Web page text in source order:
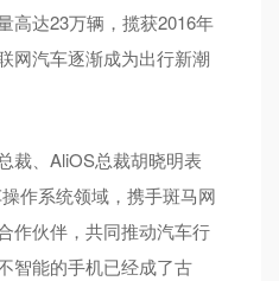
高达23万辆，揽获2016年
网汽车逐渐成为出行新潮
裁、AliOS总裁胡晓明表
作系统领域，携手斑马网
作伙伴，共同推动汽车行
智能的手机已经成了古